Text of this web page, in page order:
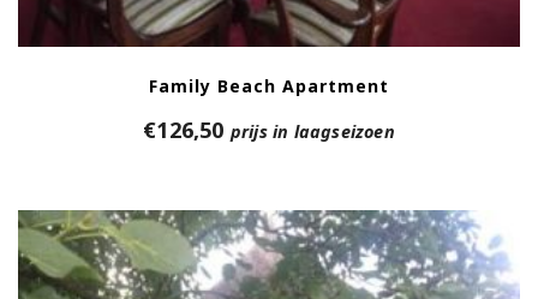
Family Beach Apartment
€126,50 prijs in laagseizoen